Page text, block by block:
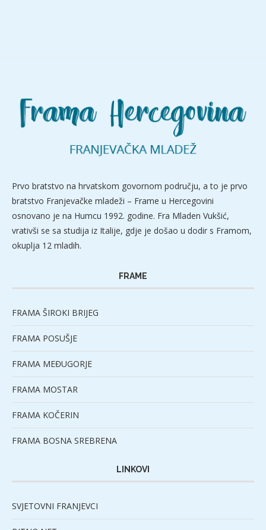
Prvo bratstvo na hrvatskom govornom području, a to je prvo
bratstvo Franjevačke mladeži – Frame u Hercegovini
osnovano je na Humcu 1992. godine. Fra Mladen Vukšić,
vrativši se sa studija iz Italije, gdje je došao u dodir s Framom,
okuplja 12 mladih.
FRAME
FRAMA ŠIROKI BRIJEG
FRAMA POSUŠJE
FRAMA MEĐUGORJE
FRAMA MOSTAR
FRAMA KOČERIN
FRAMA BOSNA SREBRENA
LINKOVI
SVJETOVNI FRANJEVCI